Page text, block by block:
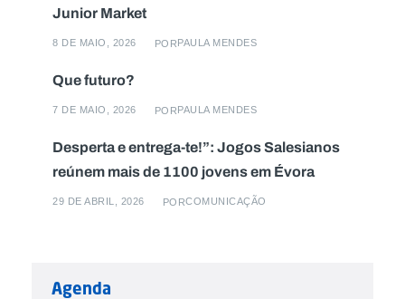
Junior Market
8 DE MAIO, 2026 PORPAULA MENDES
Que futuro?
7 DE MAIO, 2026 PORPAULA MENDES
Desperta e entrega-te!”: Jogos Salesianos
reúnem mais de 1100 jovens em Évora
29 DE ABRIL, 2026 PORCOMUNICAÇÃO
Agenda